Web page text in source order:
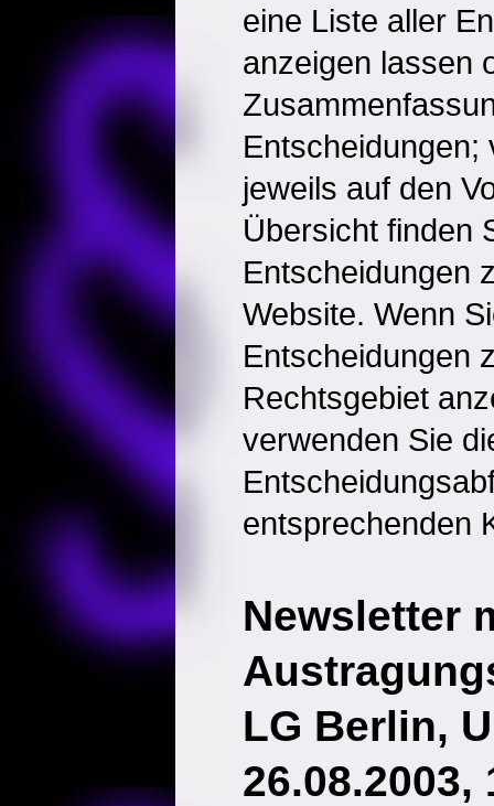
eine Liste aller
anzeigen lassen
Entscheidungen;
jeweils auf den
Übersicht finden
Entscheidungen
Website. Wenn
Entscheidungen
Rechtsgebiet
verwenden Sie
entsprechenden
Newsletter
LG Berlin,
26.08.2003,